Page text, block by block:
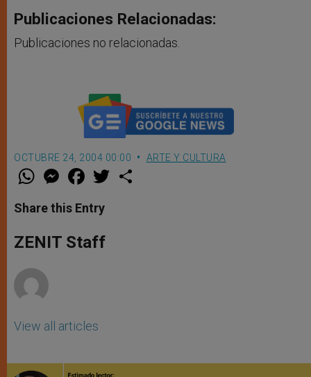
Publicaciones Relacionadas:
Publicaciones no relacionadas.
OCTUBRE 24, 2004 00:00 ARTE Y CULTURA
W
t
s
p
p
M
e
s
e
g
e
F
a
e
b
o
k
w
Share this Entry
ZENIT Staff
View all articles